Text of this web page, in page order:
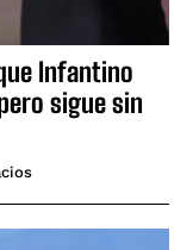
Infantino
sigue sin